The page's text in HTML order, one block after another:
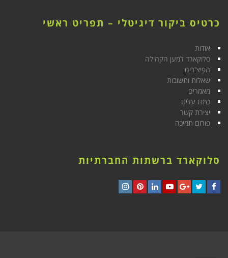
כרטיס ביקור דיגיטלי – תפריט ראשי
אודות
סלוקארד למען הקהילה
הפיצ'רים
שאלות ותשובות
מאמרים
כתבו עלינו
יצירת קשר
פורום תמיכה
סלוקארד ברשתות החברתיות